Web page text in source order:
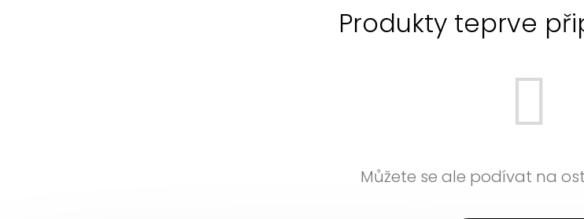
Produkty teprve
Můžete se ale podívat na